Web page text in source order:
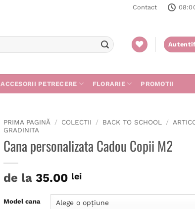
Contact
ACCESORII PETRECERE FLORARIE PROMOTII
PRIMA PAGINĂ / COLECTII / BACK TO SCHOOL /
GRADINITA
Cana personalizata Cadou Copii M2
de la 35.00 lei
Model cana